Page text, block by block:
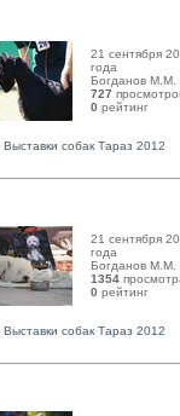
21 сентября
года
Богданов М.М.
727
0 рейтинг
Выставки собак Тараз 2012
21 сентября
года
Богданов М.М.
1354
0 рейтинг
Выставки собак Тараз 2012